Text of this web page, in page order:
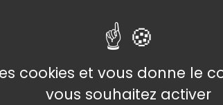
TUTORIELS VIDÉO
MACHINE SOUS VIDE
PRO
cookies et vous donne le
vous souhaitez activer